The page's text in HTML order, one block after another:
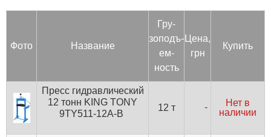
Фото Название
Гру­
зоподъ­
ем­
ность
Цена,
грн
Купить
Пресс гидравлический
12 тонн KING TONY
9TY511-12A-B
12 т -
Нет в
наличии